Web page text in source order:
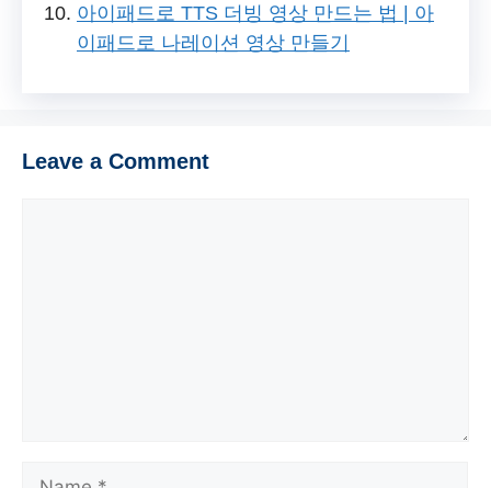
아이패드로 TTS 더빙 영상 만드는 법 | 아
이패드로 나레이션 영상 만들기
Leave a Comment
Name